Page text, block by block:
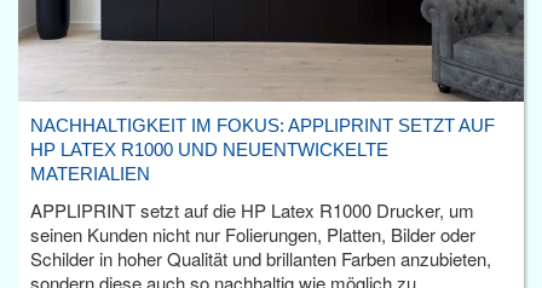
NACHHALTIGKEIT IM FOKUS: APPLIPRINT SETZT AUF
HP LATEX R1000 UND NEUENTWICKELTE
MATERIALIEN
APPLIPRINT setzt auf die HP Latex R1000 Drucker, um
seinen Kunden nicht nur Folierungen, Platten, Bilder oder
Schilder in hoher Qualität und brillanten Farben anzubieten,
sondern diese auch so nachhaltig wie möglich zu